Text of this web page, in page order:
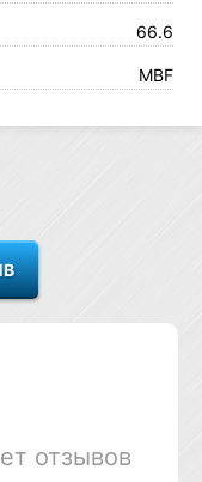
66.6
MBF
отзывов